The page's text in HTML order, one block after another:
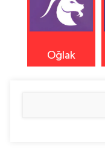
Oğlak